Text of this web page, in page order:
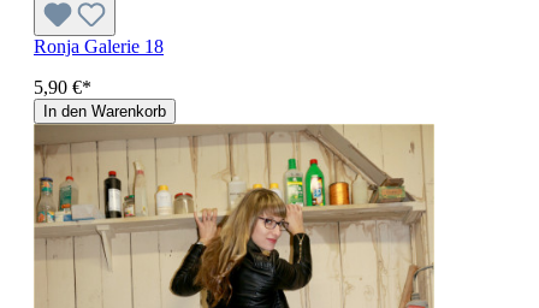
Ronja Galerie 18
5,90 €*
In den Warenkorb